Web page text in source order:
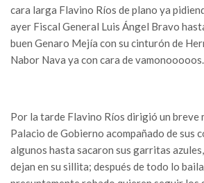
cara larga Flavino Ríos de plano ya
ayer Fiscal General Luis Ángel Bravo
buen Genaro Mejía con su cinturón de
Nabor Nava ya con cara de vamonooooos.
Por la tarde Flavino Ríos dirigió un breve
Palacio de Gobierno acompañado de sus
algunos hasta sacaron sus garritas
dejan en su sillita; después de todo lo